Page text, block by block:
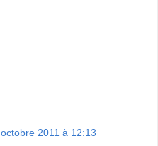
2011 à 12:13